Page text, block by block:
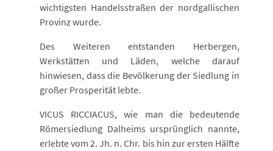
wichtigsten Handelsstraßen der nordgallischen
Provinz wurde.
Des Weiteren entstanden Herbergen,
Werkstätten und Läden, welche darauf
hinwiesen, dass die Bevölkerung der Siedlung in
großer Prosperität lebte.
VICUS RICCIACUS, wie man die bedeutende
Römersiedlung Dalheims ursprünglich nannte,
erlebte vom 2. Jh. n. Chr. bis hin zur ersten Hälfte